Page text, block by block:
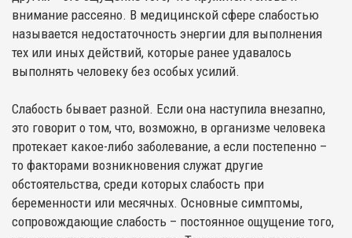
внимание рассеяно. В медицинской сфере слабостью
называется недостаточность энергии для выполнения
тех или иных действий, которые ранее удавалось
выполнять человеку без особых усилий.
Слабость бывает разной. Если она наступила внезапно,
это говорит о том, что, возможно, в организме человека
протекает какое-либо заболевание, а если постепенно –
то факторами возникновения служат другие
обстоятельства, среди которых слабость при
беременности или месячных. Основные симптомы,
сопровождающие слабость – постоянное ощущение того,